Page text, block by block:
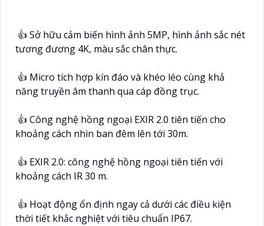
👍 Sở hữu cảm biến hình ảnh 5MP, hình ảnh sắc nét
tương đương 4K, màu sắc chân thực.
👍 Micro tích hợp kín đáo và khéo léo cùng khả
năng truyền âm thanh qua cáp đồng trục.
👍 Công nghệ hồng ngoại EXIR 2.0 tiên tiến cho
khoảng cách nhìn ban đêm lên tới 30m.
👍 EXIR 2.0: công nghệ hồng ngoại tiên tiến với
khoảng cách IR 30 m.
👍 Hoạt động ổn định ngay cả dưới các điều kiện
thời tiết khắc nghiệt với tiêu chuẩn IP67.